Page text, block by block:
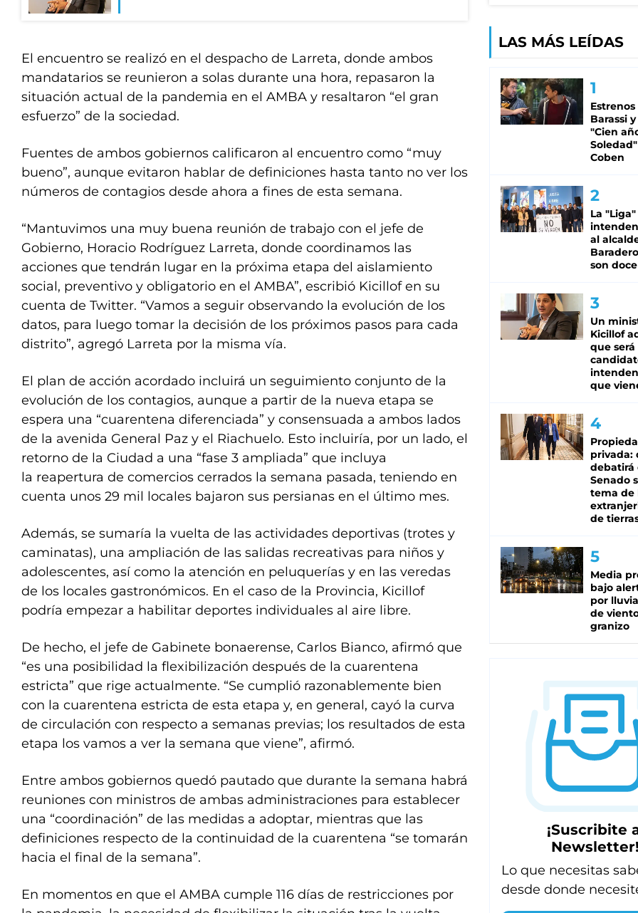
El encuentro se realizó en el despacho de Larreta, donde ambos
mandatarios se reunieron a solas durante una hora, repasaron la
situación actual de la pandemia en el AMBA y resaltaron “el gran
esfuerzo” de la sociedad.
Fuentes de ambos gobiernos calificaron al encuentro como “muy
bueno”, aunque evitaron hablar de definiciones hasta tanto no ver los
números de contagios desde ahora a fines de esta semana.
“Mantuvimos una muy buena reunión de trabajo con el jefe de
Gobierno, Horacio Rodríguez Larreta, donde coordinamos las
acciones que tendrán lugar en la próxima etapa del aislamiento
social, preventivo y obligatorio en el AMBA”, escribió Kicillof en su
cuenta de Twitter. “Vamos a seguir observando la evolución de los
datos, para luego tomar la decisión de los próximos pasos para cada
distrito”, agregó Larreta por la misma vía.
El plan de acción acordado incluirá un seguimiento conjunto de la
evolución de los contagios, aunque a partir de la nueva etapa se
espera una “cuarentena diferenciada” y consensuada a ambos lados
de la avenida General Paz y el Riachuelo. Esto incluiría, por un lado, el
retorno de la Ciudad a una “fase 3 ampliada” que incluya
la reapertura de comercios cerrados la semana pasada, teniendo en
cuenta unos 29 mil locales bajaron sus persianas en el último mes.
Además, se sumaría la vuelta de las actividades deportivas (trotes y
caminatas), una ampliación de las salidas recreativas para niños y
adolescentes, así como la atención en peluquerías y en las veredas
de los locales gastronómicos. En el caso de la Provincia, Kicillof
podría empezar a habilitar deportes individuales al aire libre.
De hecho, el jefe de Gabinete bonaerense, Carlos Bianco, afirmó que
“es una posibilidad la flexibilización después de la cuarentena
estricta” que rige actualmente. “Se cumplió razonablemente bien
con la cuarentena estricta de esta etapa y, en general, cayó la curva
de circulación con respecto a semanas previas; los resultados de esta
etapa los vamos a ver la semana que viene”, afirmó.
Entre ambos gobiernos quedó pautado que durante la semana habrá
reuniones con ministros de ambas administraciones para establecer
una “coordinación” de las medidas a adoptar, mientras que las
definiciones respecto de la continuidad de la cuarentena “se tomarán
hacia el final de la semana”.
En momentos en que el AMBA cumple 116 días de restricciones por
LAS MÁS LEÍDAS
Estrenos
Barassi
"Cien
Coben
La
al
son doce
Un
Kicillof
que será
que
privada:
debatirá
Senado
tema de
de
Media
bajo
por
de
granizo
¡Suscribite
Newsletter!
Lo que necesitas
desde donde